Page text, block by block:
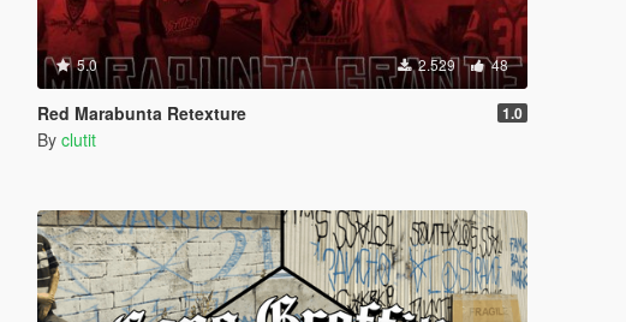
5.0 2.529 48
Red Marabunta Retexture 1.0
By clutit